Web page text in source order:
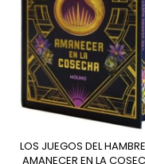
LOS JUEGOS DEL HAMBRE 5 -
AMANECER EN LA